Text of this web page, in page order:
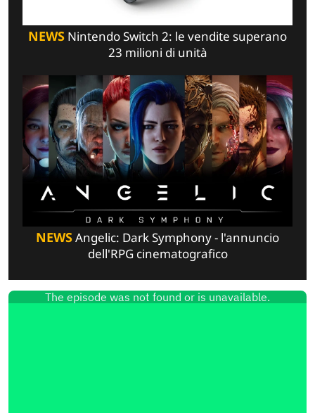
NEWS Nintendo Switch 2: le vendite superano
23 milioni di unità
NEWSAngelic: Dark Symphony - l'annuncio
dell'RPG cinematografico